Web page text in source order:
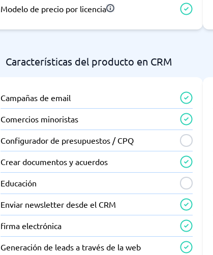
Modelo de precio por licencia
Características del producto en CRM
Campañas de email
Comercios minoristas
Configurador de presupuestos / CPQ
Crear documentos y acuerdos
Educación
Enviar newsletter desde el CRM
firma electrónica
Generación de leads a través de la web